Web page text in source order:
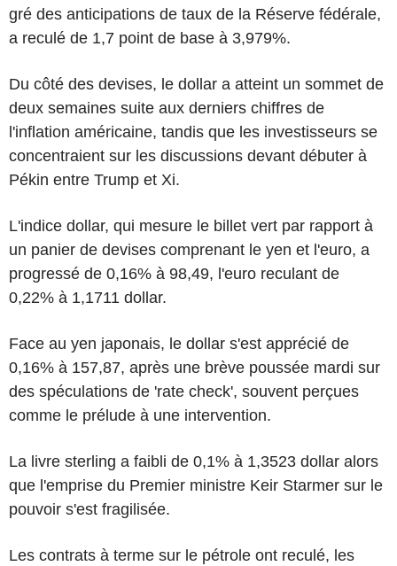
gré des anticipations de taux de la Réserve fédérale,
a reculé de 1,7 point de base à 3,979%.
Du côté des devises, le dollar a atteint un sommet de
deux semaines suite aux derniers chiffres de
l'inflation américaine, tandis que les investisseurs se
concentraient sur les discussions devant débuter à
Pékin entre Trump et Xi.
L'indice dollar, qui mesure le billet vert par rapport à
un panier de devises comprenant le yen et l'euro, a
progressé de 0,16% à 98,49, l'euro reculant de
0,22% à 1,1711 dollar.
Face au yen japonais, le dollar s'est apprécié de
0,16% à 157,87, après une brève poussée mardi sur
des spéculations de 'rate check', souvent perçues
comme le prélude à une intervention.
La livre sterling a faibli de 0,1% à 1,3523 dollar alors
que l'emprise du Premier ministre Keir Starmer sur le
pouvoir s'est fragilisée.
Les contrats à terme sur le pétrole ont reculé, les